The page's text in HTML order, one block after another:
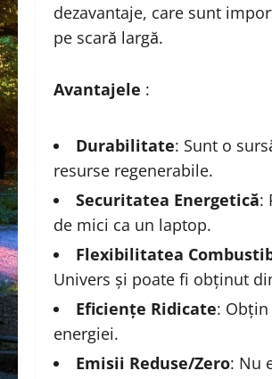
dezavantaje, care sunt
pe scară largă.
Avantajele :
Durabilitate: Sunt o
resurse regenerabile.
Securitatea Energetică:
de mici ca un laptop.
Flexibilitatea
Univers și poate fi obținut
Eficiențe Ridicate:
energiei.
Emisii Reduse/Zero: Nu